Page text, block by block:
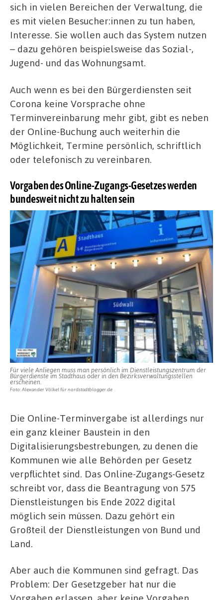
sich in vielen Bereichen der Verwaltung, die
es mit vielen Besucher:innen zu tun haben,
Interesse. Sie wollen auch das System nutzen
– dazu gehören beispielsweise das Sozial-,
Jugend- und das Wohnungsamt.
Auch wenn es bei den Bürgerdiensten seit
Corona keine Vorsprache ohne
Terminvereinbarung mehr gibt, gibt es neben
der Online-Buchung auch weiterhin die
Möglichkeit, Termine persönlich, schriftlich
oder telefonisch zu vereinbaren.
Vorgaben des Online-Zugangs-Gesetzes werden
bundesweit nicht zu halten sein
Für viele Anliegen muss man persönlich im Dienstleistungszentrum der
Bürgerdienste im Stadthaus oder in den Bezirksverwaltungsstellen
erscheinen.
Foto: Alexander Völkel für nordstadtblogger.de
Die Online-Terminvergabe ist allerdings nur
ein ganz kleiner Baustein in den
Digitalisierungsbestrebungen, zu denen die
Kommunen wie alle Behörden per Gesetz
verpflichtet sind. Das Online-Zugangs-Gesetz
schreibt vor, dass die Beantragung von 575
Dienstleistungen bis Ende 2022 digital
möglich sein müssen. Dazu gehört ein
Großteil der Dienstleistungen von Bund und
Land.
Aber auch die Kommunen sind gefragt. Das
Problem: Der Gesetzgeber hat nur die